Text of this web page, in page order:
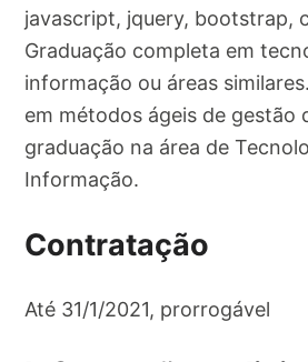
javascript, jquery, bootstrap,
Graduação completa em
informação ou áreas
em métodos ágeis de gestão
graduação na área de
Informação.
Contratação
Até 31/1/2021, prorrogável